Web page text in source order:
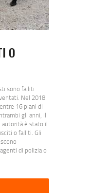
O
sono falliti
Nel 2018
16 piani di
gli anni, il
è stato il
o falliti. Gli
di polizia o